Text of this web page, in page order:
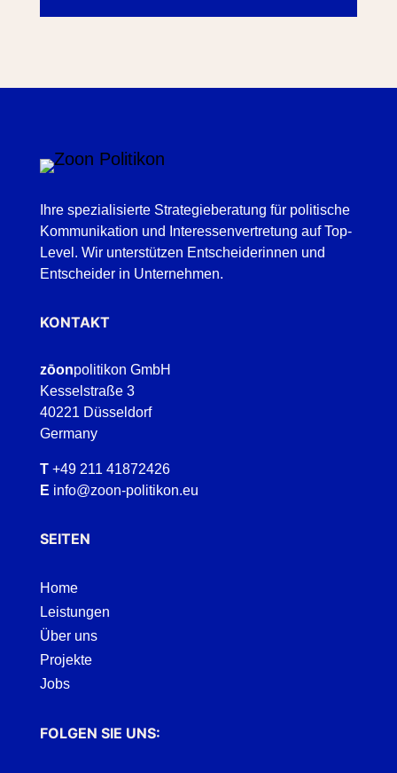
Ihre spezialisierte Strategieberatung für politische
Kommunikation und Interessenvertretung auf Top-
Level. Wir unterstützen Entscheiderinnen und
Entscheider in Unternehmen.
KONTAKT
zōonpolitikon GmbH
Kesselstraße 3
40221 Düsseldorf
Germany
T +49 211 41872426
E info@zoon-politikon.eu
SEITEN
Home
Leistungen
Über uns
Projekte
Jobs
FOLGEN SIE UNS: